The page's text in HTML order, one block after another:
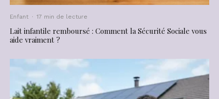
Enfant · 17 min de lecture
Lait infantile remboursé : Comment la Sécurité Sociale vous
aide vraiment ?